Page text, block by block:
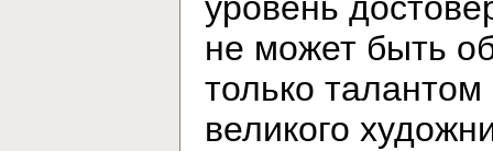
не может быть
только талантом
великого